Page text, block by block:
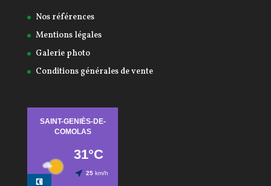
Nos références
Mentions légales
Galerie photo
Conditions générales de vente